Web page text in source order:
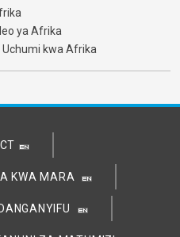
ya Afrika
kwa Afrika
KWA MARA